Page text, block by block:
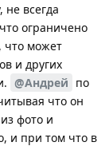
всегда
ограничено
что может
и других
@Андрей по
что он
фото и
и при том что в